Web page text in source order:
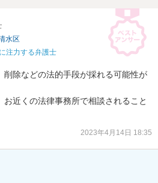
水区
注力する弁護士
削除などの法的手段が採れる可能性が
近くの法律事務所で相談されること
2023年4月14日 18:35